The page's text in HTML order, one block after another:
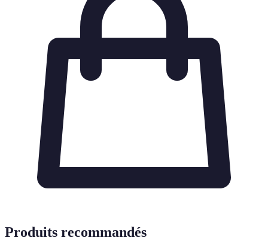
Produits recommandés